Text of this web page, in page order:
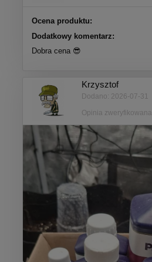
Ocena produktu:
Dodatkowy komentarz:
Dobra cena 😎
Krzysztof
Dodano: 2026-07-31
Opinia zweryfikowana